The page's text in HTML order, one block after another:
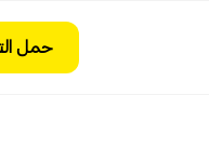
حمل